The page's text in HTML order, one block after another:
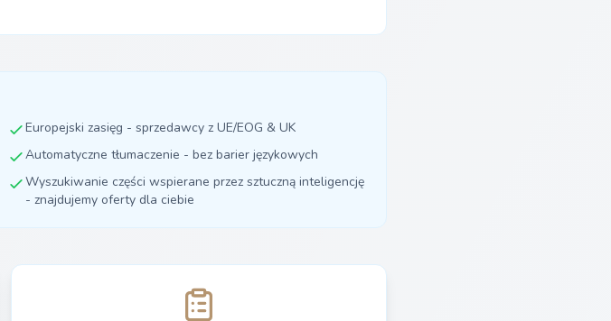
Europejski zasięg - sprzedawcy z UE/EOG & UK
Automatyczne tłumaczenie - bez barier językowych
Wyszukiwanie części wspierane przez sztuczną inteligencję
- znajdujemy oferty dla ciebie